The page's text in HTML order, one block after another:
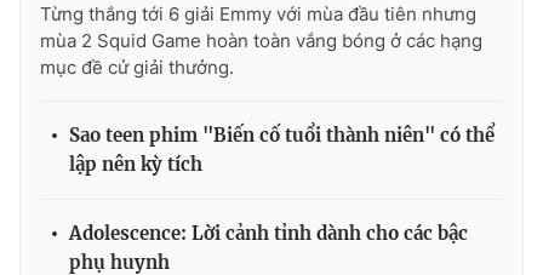
® Cấm sao chép dưới mọi hình thức nếu không có sự chấp
thuận bằng văn bản. Ghi rõ nguồn VTV.vn khi phát hành lại
thông tin từ website này.
Từng thắng tới 6 giải Emmy với mùa đầu tiên nhưng
mùa 2 Squid Game hoàn toàn vắng bóng ở các hạng
mục đề cử giải thưởng.
Sao teen phim "Biến cố tuổi thành niên" có thể
lập nên kỳ tích
Adolescence: Lời cảnh tỉnh dành cho các bậc
phụ huynh